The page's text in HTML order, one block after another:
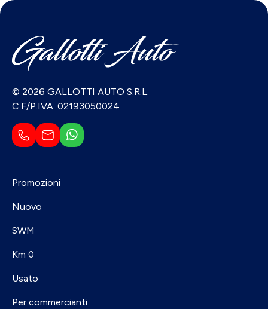
© 2026 GALLOTTI AUTO S.R.L.
C.F/P.IVA: 02193050024
Promozioni
Nuovo
SWM
Km 0
Usato
Per commercianti